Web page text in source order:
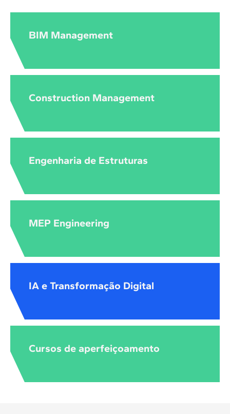
BIM Management
Construction Management
Engenharia de Estruturas
MEP Engineering
IA e Transformação Digital
Cursos de aperfeiçoamento